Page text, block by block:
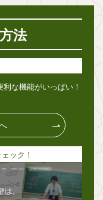
法
な機能がいっぱい！
ック！